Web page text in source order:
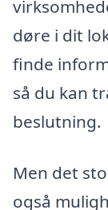
døre i dit
finde
så du kan
beslutning.
Men det
også